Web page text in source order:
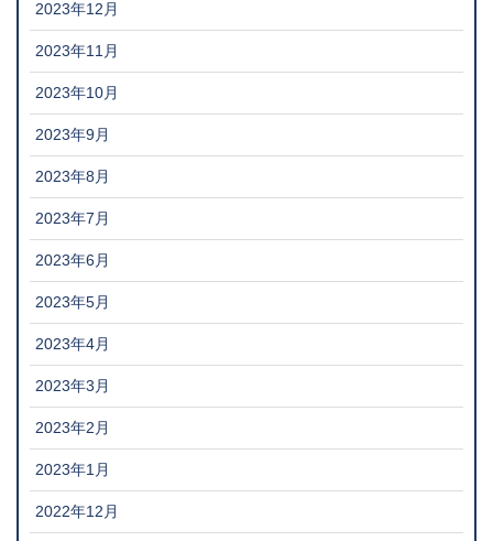
2023年12月
2023年11月
2023年10月
2023年9月
2023年8月
2023年7月
2023年6月
2023年5月
2023年4月
2023年3月
2023年2月
2023年1月
2022年12月